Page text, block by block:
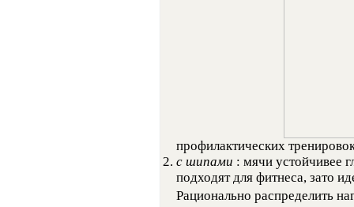
профилактических
с шипами : мячи устойчивее
подходят для фитнеса, зато
Рационально распределить